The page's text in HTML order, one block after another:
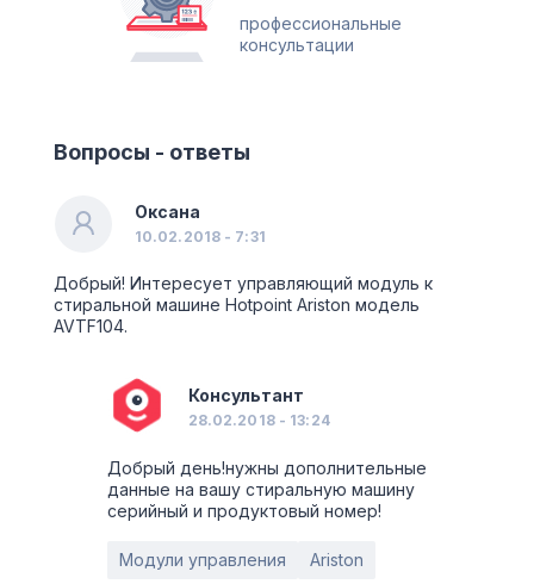
профессиональные
консультации
Вопросы - ответы
Оксана
10.02.2018 - 7:31
Добрый! Интересует управляющий модуль к
стиральной машине Hotpoint Ariston модель
AVTF104.
Консультант
28.02.2018 - 13:24
Добрый день!нужны дополнительные
данные на вашу стиральную машину
серийный и продуктовый номер!
Модули управления Ariston